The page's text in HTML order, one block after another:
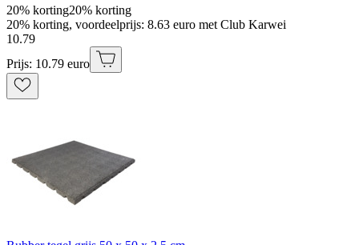
20% korting20% korting
20% korting, voordeelprijs: 8.63 euro met Club Karwei
10.79
Prijs: 10.79 euro